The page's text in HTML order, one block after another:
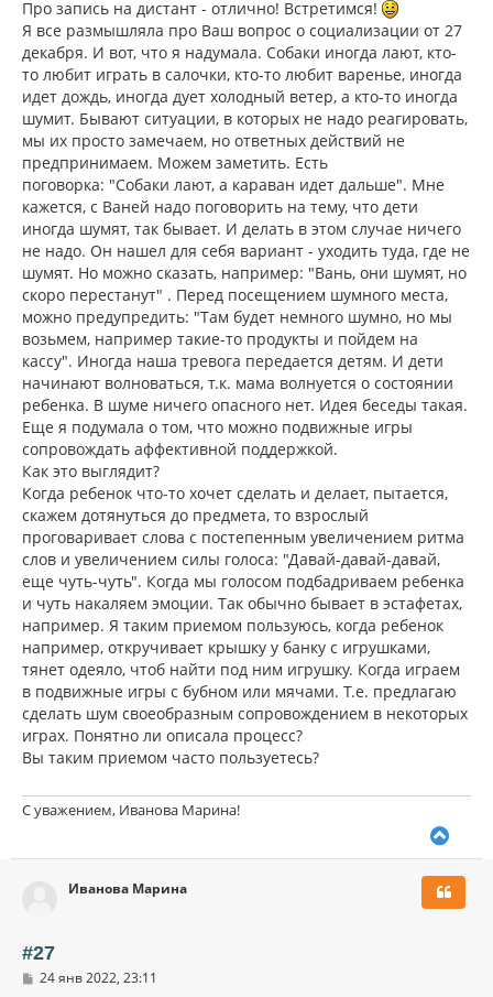
ч
а
л
у
щ
е
н
и
е
Про запись на дистант - отлично! Встретимся!
Я все размышляла про Ваш вопрос о социализации от 27
декабря. И вот, что я надумала. Собаки иногда лают, кто-
то любит играть в салочки, кто-то любит варенье, иногда
идет дождь, иногда дует холодный ветер, а кто-то иногда
шумит. Бывают ситуации, в которых не надо реагировать,
мы их просто замечаем, но ответных действий не
предпринимаем. Можем заметить. Есть
поговорка: "Собаки лают, а караван идет дальше". Мне
кажется, с Ваней надо поговорить на тему, что дети
иногда шумят, так бывает. И делать в этом случае ничего
не надо. Он нашел для себя вариант - уходить туда, где не
шумят. Но можно сказать, например: "Вань, они шумят, но
скоро перестанут" . Перед посещением шумного места,
можно предупредить: "Там будет немного шумно, но мы
возьмем, например такие-то продукты и пойдем на
кассу". Иногда наша тревога передается детям. И дети
начинают волноваться, т.к. мама волнуется о состоянии
ребенка. В шуме ничего опасного нет. Идея беседы такая.
Еще я подумала о том, что можно подвижные игры
сопровождать аффективной поддержкой.
Как это выглядит?
Когда ребенок что-то хочет сделать и делает, пытается,
скажем дотянуться до предмета, то взрослый
проговаривает слова с постепенным увеличением ритма
слов и увеличением силы голоса: "Давай-давай-давай,
еще чуть-чуть". Когда мы голосом подбадриваем ребенка
и чуть накаляем эмоции. Так обычно бывает в эстафетах,
например. Я таким приемом пользуюсь, когда ребенок
например, откручивает крышку у банку с игрушками,
тянет одеяло, чтоб найти под ним игрушку. Когда играем
в подвижные игры с бубном или мячами. Т.е. предлагаю
сделать шум своеобразным сопровождением в некоторых
играх. Понятно ли описала процесс?
Вы таким приемом часто пользуетесь?
С уважением, Иванова Марина!
у
Иванова Марина
#27
С24 янв 2022, 23:11